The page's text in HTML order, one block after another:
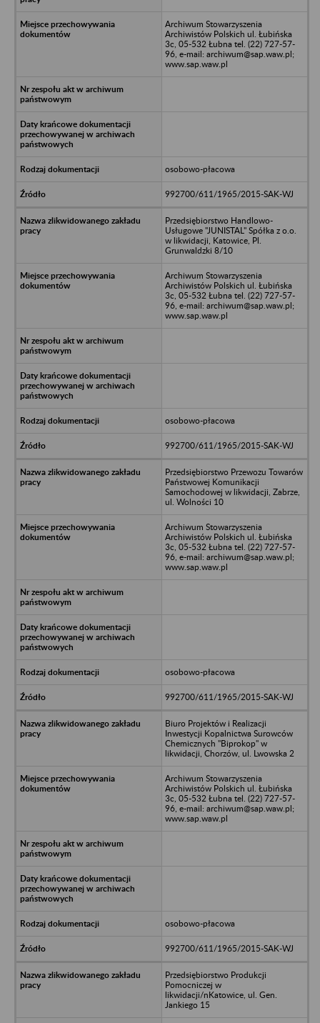
Archiwum Stowarzyszenia
Archiwistów Polskich ul. Łubińska
3c, 05-532 Łubna tel. (22) 727-57-
96, e-mail: archiwum@sap.waw.pl;
www.sap.waw.pl
osobowo-płacowa
992700/611/1965/2015-SAK-WJ
Przedsiębiorstwo Handlowo-
Usługowe "JUNISTAL" Spółka z o.o.
w likwidacji, Katowice, Pl.
Grunwaldzki 8/10
Archiwum Stowarzyszenia
Archiwistów Polskich ul. Łubińska
3c, 05-532 Łubna tel. (22) 727-57-
96, e-mail: archiwum@sap.waw.pl;
www.sap.waw.pl
osobowo-płacowa
992700/611/1965/2015-SAK-WJ
Przedsiębiorstwo Przewozu Towarów
Państwowej Komunikacji
Samochodowej w likwidacji, Zabrze,
ul. Wolności 10
Archiwum Stowarzyszenia
Archiwistów Polskich ul. Łubińska
3c, 05-532 Łubna tel. (22) 727-57-
96, e-mail: archiwum@sap.waw.pl;
www.sap.waw.pl
osobowo-płacowa
992700/611/1965/2015-SAK-WJ
Biuro Projektów i Realizacji
Inwestycji Kopalnictwa Surowców
Chemicznych "Biprokop" w
likwidacji, Chorzów, ul. Lwowska 2
Archiwum Stowarzyszenia
Archiwistów Polskich ul. Łubińska
3c, 05-532 Łubna tel. (22) 727-57-
96, e-mail: archiwum@sap.waw.pl;
www.sap.waw.pl
osobowo-płacowa
992700/611/1965/2015-SAK-WJ
Przedsiębiorstwo Produkcji
Pomocniczej w
likwidacji/nKatowice, ul. Gen.
Jankiego 15